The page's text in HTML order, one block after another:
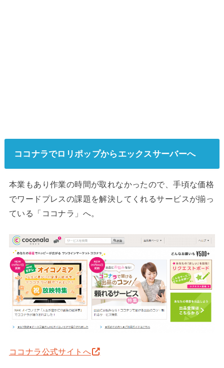
ココナラでロリポップからエックスサーバーへ
本業もあり作業の時間が取れなかったので、手頃な価格
でワードプレスの課題を解決してくれるサービスが揃っ
ている「ココナラ」へ。
ココナラ公式サイトへ